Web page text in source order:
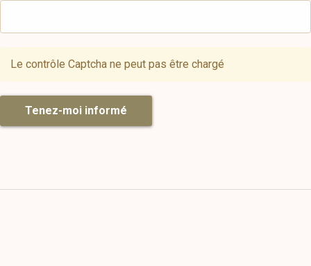
Le contrôle Captcha ne peut pas être chargé
Tenez-moi informé